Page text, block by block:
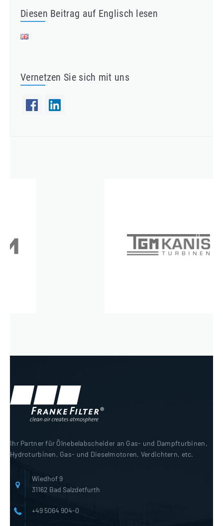
Diesen Beitrag auf Englisch lesen
Vernetzen Sie sich mit uns
Ihr Partner für Ölnebelabscheider an Gas- und Dampfturbinen,
Hydroturbinen, Gas- und Dieselmotoren, Verdichtern, etc.
Wiedhof 9
31162 Bad Salzdetfurth
+49 5064 904-0